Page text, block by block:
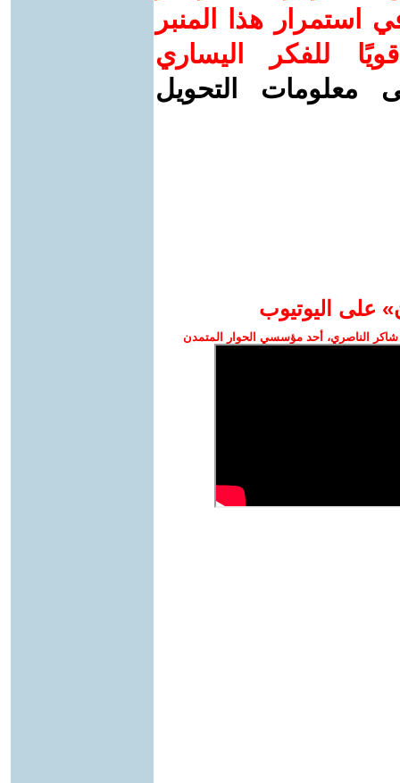
استمرار هذا المنبر
للفكر اليساري
معلومات التحويل
على اليوتيوب
الناصري، أحد مؤسسي الحوار المتمدن